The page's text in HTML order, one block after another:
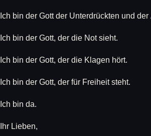
Ich bin der Gott der Unterdrückten und
Ich bin der Gott, der die Not sieht.
Ich bin der Gott, der die Klagen hört.
Ich bin der Gott, der für Freiheit steht.
Ich bin da.
Ihr Lieben,